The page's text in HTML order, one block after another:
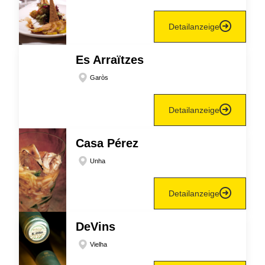
Detailanzeige
Es Arraïtzes
Garòs
Detailanzeige
Casa Pérez
Unha
Detailanzeige
DeVins
Vielha